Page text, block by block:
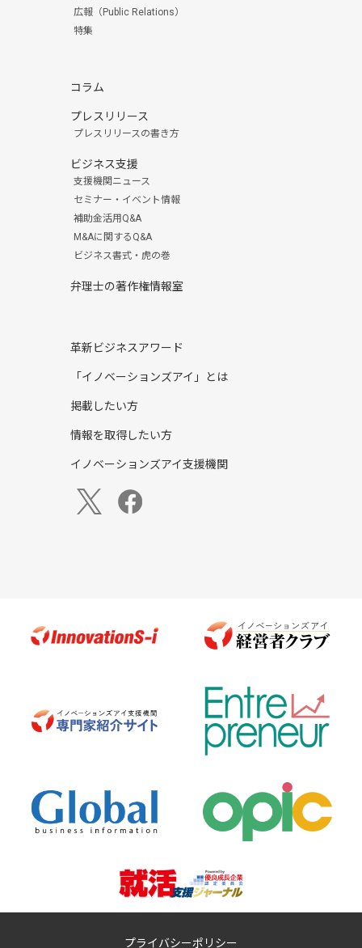
広報（Public Relations）
特集
コラム
プレスリリース
プレスリリースの書き方
ビジネス支援
支援機関ニュース
セミナー・イベント情報
補助金活用Q&A
M&Aに関するQ&A
ビジネス書式・虎の巻
弁理士の著作権情報室
革新ビジネスアワード
「イノベーションズアイ」とは
掲載したい方
情報を取得したい方
イノベーションズアイ支援機関
プライバシーポリシー